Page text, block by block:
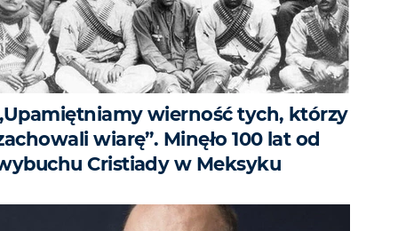
wierność tych, którzy
wiarę”. Minęło 100 lat od
Cristiady w Meksyku